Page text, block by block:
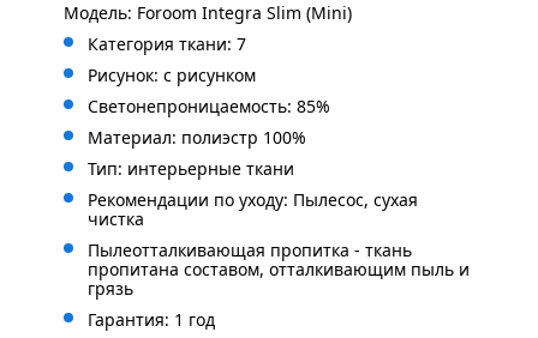
Модель: Foroom Integra Slim (Mini)
Категория ткани: 7
Рисунок: с рисунком
Светонепроницаемость: 85%
Материал: полиэстр 100%
Тип: интерьерные ткани
Рекомендации по уходу: Пылесос, сухая
чистка
Пылеотталкивающая пропитка - ткань
пропитана составом, отталкивающим пыль и
грязь
Гарантия: 1 год